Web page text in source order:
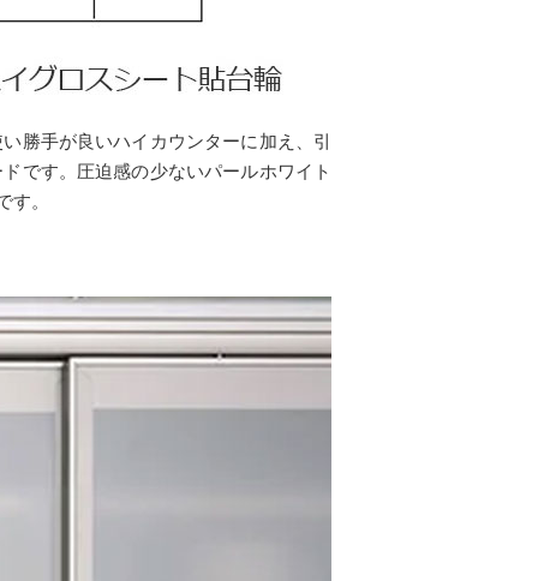
勝手が良いハイカウンターに加え、引
です。圧迫感の少ないパールホワイト
。